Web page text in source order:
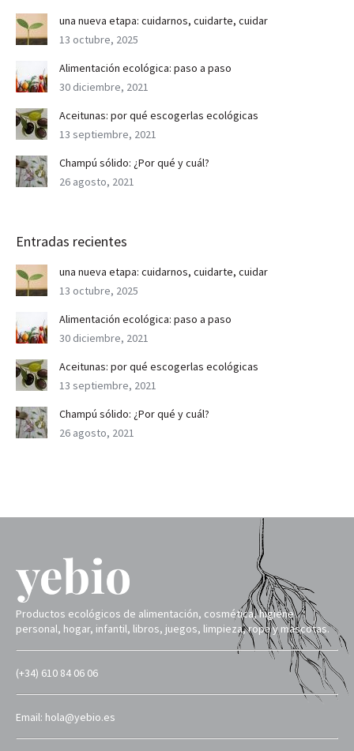
una nueva etapa: cuidarnos, cuidarte, cuidar
13 octubre, 2025
Alimentación ecológica: paso a paso
30 diciembre, 2021
Aceitunas: por qué escogerlas ecológicas
13 septiembre, 2021
Champú sólido: ¿Por qué y cuál?
26 agosto, 2021
Entradas recientes
una nueva etapa: cuidarnos, cuidarte, cuidar
13 octubre, 2025
Alimentación ecológica: paso a paso
30 diciembre, 2021
Aceitunas: por qué escogerlas ecológicas
13 septiembre, 2021
Champú sólido: ¿Por qué y cuál?
26 agosto, 2021
Productos ecológicos de alimentación, cosmética, higiene
personal, hogar, infantil, libros, juegos, limpieza, ropa y mascotas.
(+34) 610 84 06 06
Email: hola@yebio.es